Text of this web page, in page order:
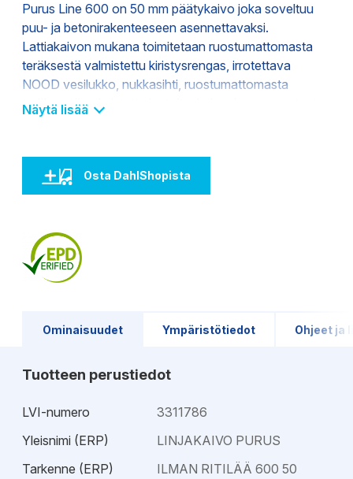
Purus Line 600 on 50 mm päätykaivo joka soveltuu
puu- ja betonirakenteeseen asennettavaksi.
Lattiakaivon mukana toimitetaan ruostumattomasta
teräksestä valmistettu kiristysrengas, irrotettava
NOOD vesilukko, nukkasihti, ruostumattomasta
teräksestä valmistettu laatoituskehys ja asennustuet
tilaan vesilukon kuivuessa. Lattiakaivo voidaan
asentaa vapaasti lattialle. Purus Line ritilä myydään
erikseen.
Näytä lisää
Osta DahlShopista
Ominaisuudet Ympäristötiedot Ohjeet ja
Tuotteen perustiedot
LVI-numero
3311786
Yleisnimi (ERP)
LINJAKAIVO PURUS
Tarkenne (ERP)
ILMAN RITILÄÄ 600 50